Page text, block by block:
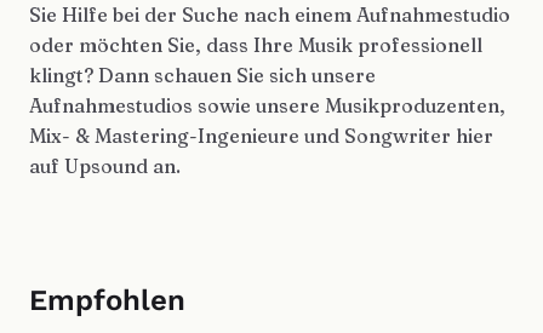
Sie Hilfe bei der Suche nach einem Aufnahmestudio
oder möchten Sie, dass Ihre Musik professionell
klingt? Dann schauen Sie sich unsere
Aufnahmestudios sowie unsere Musikproduzenten,
Mix- & Mastering-Ingenieure und Songwriter hier
auf Upsound an.
Empfohlen